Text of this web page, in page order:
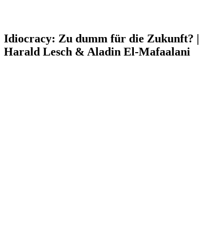
Idiocracy: Zu dumm für die Zukunft? |
Harald Lesch & Aladin El-Mafaalani